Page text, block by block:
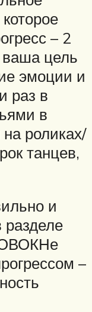
– 2
цель
эмоции и
раз в
в
роликах/
танцев,
и
–